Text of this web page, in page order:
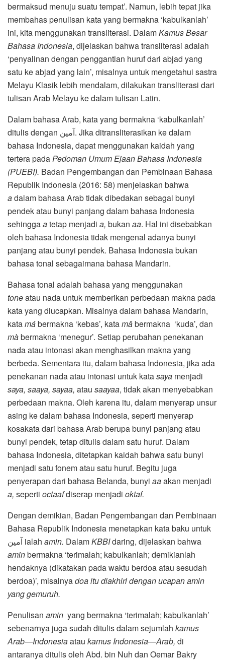
bermaksud menuju suatu tempat’. Namun, lebih tepat jika
membahas penulisan kata yang bermakna ‘kabulkanlah’
ini, kita menggunakan transliterasi. DalamKamus Besar
Bahasa Indonesia, dijelaskan bahwa transliterasi adalah
‘penyalinan dengan penggantian huruf dari abjad yang
satu ke abjad yang lain’, misalnya untuk mengetahui sastra
Melayu Klasik lebih mendalam, dilakukan transliterasi dari
tulisan Arab Melayu ke dalam tulisan Latin.
Dalam bahasa Arab, kata yang bermakna ‘kabulkanlah’
ditulis dengan آمين. Jika ditransliterasikan ke dalam
bahasa Indonesia, dapat menggunakan kaidah yang
tertera padaPedoman Umum Ejaan Bahasa Indonesia
(PUEBI). Badan Pengembangan dan Pembinaan Bahasa
Republik Indonesia (2016: 58) menjelaskan bahwa
adalam bahasa Arab tidak dibedakan sebagai bunyi
pendek atau bunyi panjang dalam bahasa Indonesia
sehinggaatetap menjadi a, bukan aa. Hal ini disebabkan
oleh bahasa Indonesia tidak mengenal adanya bunyi
panjang atau bunyi pendek. Bahasa Indonesia bukan
bahasa tonal sebagaimana bahasa Mandarin.
Bahasa tonal adalah bahasa yang menggunakan
toneatau nada untuk memberikan perbedaan makna pada
kata yang diucapkan. Misalnya dalam bahasa Mandarin,
katamábermakna ‘kebas’, katamǎbermakna ‘kuda’, dan
màbermakna ‘menegur’. Setiap perubahan penekanan
nada atau intonasi akan menghasilkan makna yang
berbeda. Sementara itu, dalam bahasa Indonesia, jika ada
penekanan nada atau intonasi untuk katasaya menjadi
saya, saaya, sayaa, atau saayaa, tidak akan menyebabkan
perbedaan makna. Oleh karena itu, dalam menyerap unsur
asing ke dalam bahasa Indonesia, seperti menyerap
kosakata dari bahasa Arab berupa bunyi panjang atau
bunyi pendek, tetap ditulis dalam satu huruf. Dalam
bahasa Indonesia, ditetapkan kaidah bahwa satu bunyi
menjadi satu fonem atau satu huruf. Begitu juga
penyerapan dari bahasa Belanda, bunyi aaakan menjadi
a, seperti octaafdiserap menjadi oktaf.
Dengan demikian, Badan Pengembangan dan Pembinaan
Bahasa Republik Indonesia menetapkan kata baku untuk
آمين ialah amin. DalamKBBIdaring, dijelaskan bahwa
aminbermakna ‘terimalah; kabulkanlah; demikianlah
hendaknya (dikatakan pada waktu berdoa atau sesudah
berdoa)’, misalnyadoa itu diakhiri dengan ucapanamin
yang gemuruh.
Penulisan amin yang bermakna ‘terimalah; kabulkanlah’
sebenarnya juga sudah ditulis dalam sejumlah kamus
Arab—Indonesiaatau kamus Indonesia—Arab, di
antaranya ditulis oleh Abd. bin Nuh dan Oemar Bakry